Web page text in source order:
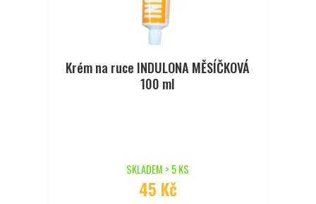
Krém na ruce INDULONA MĚSÍČKOVÁ
100 ml
SKLADEM > 5 KS
45 Kč